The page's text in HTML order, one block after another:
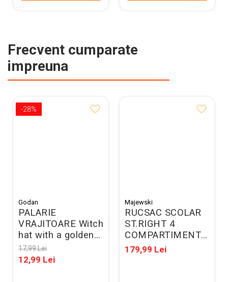
Frecvent cumparate
impreuna
-28%
Godan
PALARIE
VRAJITOARE Witch
hat with a golden
spiderweb, 30cm,
Size S, KCZZP-YH
17,99 Lei
12,99 Lei
Majewski
RUCSAC SCOLAR
ST.RIGHT 4
COMPARTIMENTE
BP-06 BLUE
EARTH VIEW
179,99 Lei